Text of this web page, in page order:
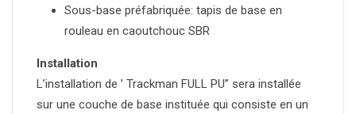
Sous-base préfabriquée: tapis de base en
rouleau en caoutchouc SBR
Installation
L’installation de ’ Trackman FULL PU’’ sera installée
sur une couche de base instituée qui consiste en un